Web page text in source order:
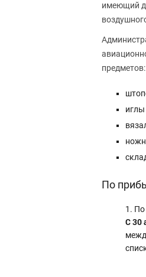
имеющий
предметов:
По
По
C 30